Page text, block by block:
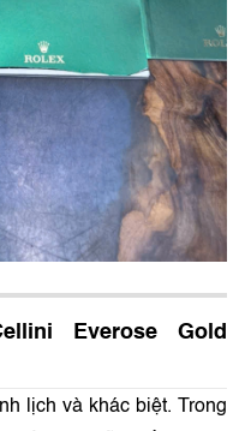
Everose Gold
lịch và khác biệt. Trong